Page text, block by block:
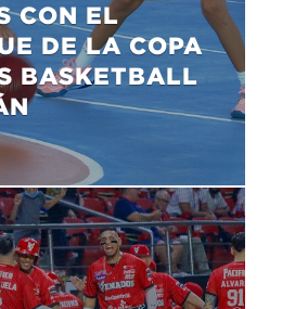
CON EL
DE LA COPA
BASKETBALL